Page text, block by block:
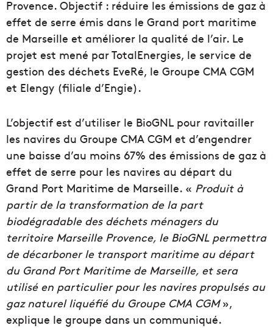
Provence. Objectif : réduire les émissions de gaz à
effet de serre émis dans le Grand port maritime
de Marseille et améliorer la qualité de l’air. Le
projet est mené par TotalEnergies, le service de
gestion des déchets EveRé, le Groupe CMA CGM
et Elengy (filiale d’Engie).
L’objectif est d’utiliser le BioGNL pour ravitailler
les navires du Groupe CMA CGM et d’engendrer
une baisse d’au moins 67% des émissions de gaz à
effet de serre pour les navires au départ du
Grand Port Maritime de Marseille. « Produit à
partir de la transformation de la part
biodégradable des déchets ménagers du
territoire Marseille Provence, le BioGNL permettra
de décarboner le transport maritime au départ
du Grand Port Maritime de Marseille, et sera
utilisé en particulier pour les navires propulsés au
gaz naturel liquéfié du Groupe CMA CGM»,
explique le groupe dans un communiqué.